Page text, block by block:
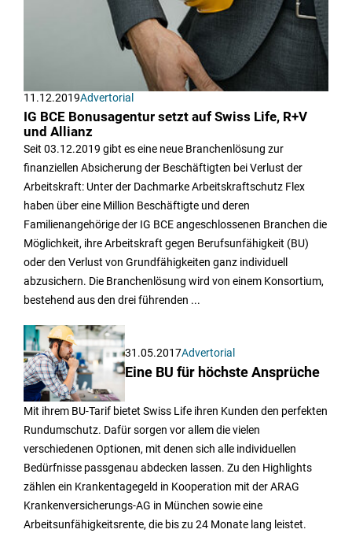
11.12.2019Advertorial
IG BCE Bonusagentur setzt auf Swiss Life, R+V
und Allianz
Seit 03.12.2019 gibt es eine neue Branchenlösung zur
finanziellen Absicherung der Beschäftigten bei Verlust der
Arbeitskraft: Unter der Dachmarke Arbeitskraftschutz Flex
haben über eine Million Beschäftigte und deren
Familienangehörige der IG BCE angeschlossenen Branchen die
Möglichkeit, ihre Arbeitskraft gegen Berufsunfähigkeit (BU)
oder den Verlust von Grundfähigkeiten ganz individuell
abzusichern. Die Branchenlösung wird von einem Konsortium,
bestehend aus den drei führenden ...
31.05.2017Advertorial
Eine BU für höchste Ansprüche
Mit ihrem BU-Tarif bietet Swiss Life ihren Kunden den perfekten
Rundumschutz. Dafür sorgen vor allem die vielen
verschiedenen Optionen, mit denen sich alle individuellen
Bedürfnisse passgenau abdecken lassen. Zu den Highlights
zählen ein Krankentagegeld in Kooperation mit der ARAG
Krankenversicherungs-AG in München sowie eine
Arbeitsunfähigkeitsrente, die bis zu 24 Monate lang leistet.